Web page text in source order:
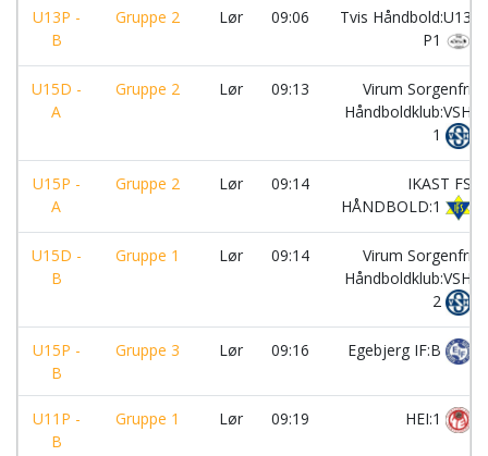
U13P -
B
Gruppe 2 Lør 09:06
Tvis Håndbold:U13
P1
U15D -
A
Gruppe 2 Lør 09:13
Virum Sorgenfri
Håndboldklub:VSH
1
U15P -
A
Gruppe 2 Lør 09:14
IKAST FS
HÅNDBOLD:1
U15D -
B
Gruppe 1 Lør 09:14
Virum Sorgenfri
Håndboldklub:VSH
2
U15P -
B
Gruppe 3 Lør 09:16 Egebjerg IF:B
U11P -
B
Gruppe 1 Lør 09:19 HEI:1